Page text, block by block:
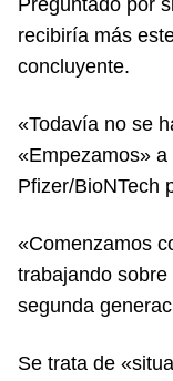
recibiría más
concluyente.
«Todavía no se
«Empezamos»
Pfizer/BioNTech
«Comenzamos
trabajando
segunda
Se trata de